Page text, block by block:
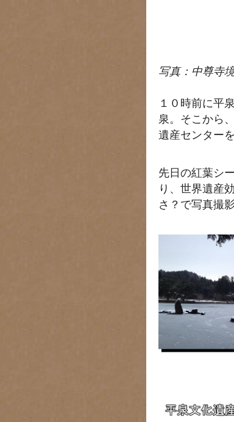
写真：中尊寺
１０時前に平
泉。そこから
遺産センター
先日の紅葉シ
り、世界遺産
さ？で写真撮